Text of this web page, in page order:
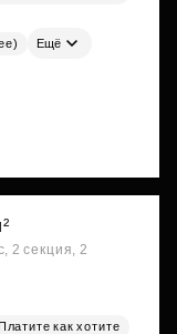
Ещё
2 секция, 2
как хотите